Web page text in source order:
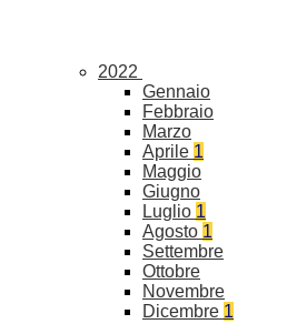
2022
Gennaio
Febbraio
Marzo
Aprile 1
Maggio
Giugno
Luglio 1
Agosto 1
Settembre
Ottobre
Novembre
Dicembre 1